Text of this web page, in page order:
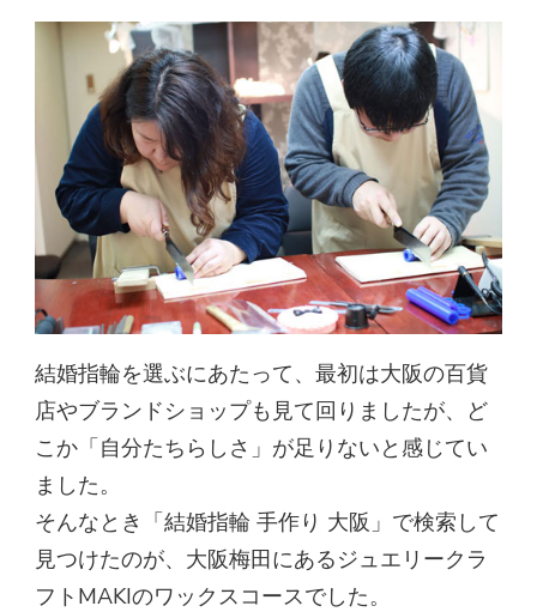
結婚指輪を選ぶにあたって、最初は大阪の百貨
店やブランドショップも見て回りましたが、ど
こか「自分たちらしさ」が足りないと感じてい
ました。
そんなとき「結婚指輪 手作り 大阪」で検索して
見つけたのが、大阪梅田にあるジュエリークラ
フトMAKIのワックスコースでした。